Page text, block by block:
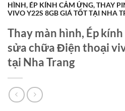
HÌNH, ÉP KÍNH CẢM ỨNG, THAY
VIVO Y22S 8GB GIÁ TỐT TẠI NHA
Thay màn hình, Ép
sửa chữa Điện thoại
tại Nha Trang